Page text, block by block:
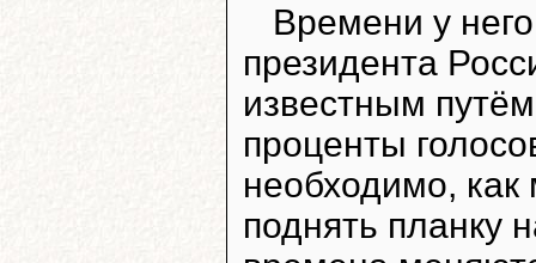
Времени у
президента
известным
проценты
необходимо,
поднять планку